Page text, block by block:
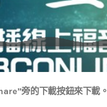
旁的下載按鈕來下載。